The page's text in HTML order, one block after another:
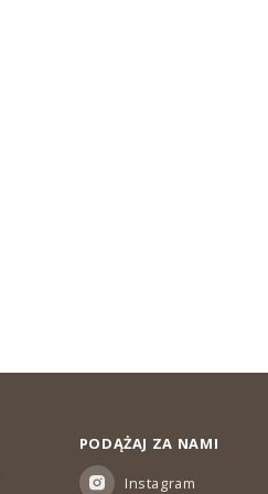
PODĄŻAJ ZA NAMI
Instagram